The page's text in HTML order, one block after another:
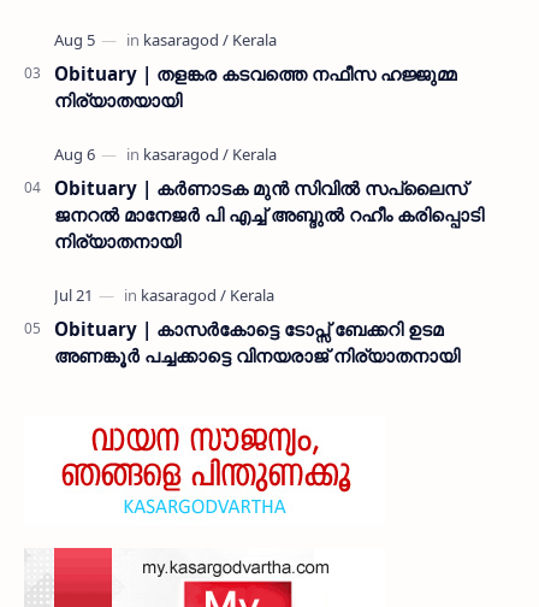
Obituary | തളങ്കര കടവത്തെ നഫീസ ഹജ്ജുമ്മ
നിര്യാതയായി
Obituary | കർണാടക മുൻ സിവില്‍ സപ്ലൈസ്
ജനറൽ മാനേജർ പി എച്ച് അബ്ദുൽ റഹീം കരിപ്പൊടി
നിര്യാതനായി
Obituary | കാസർകോട്ടെ ടോപ്സ് ബേക്കറി ഉടമ
അണങ്കൂർ പച്ചക്കാട്ടെ വിനയരാജ് നിര്യാതനായി